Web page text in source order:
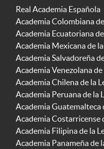
Real Academia Española
Academia Colombiana
Academia Ecuatoriana
Academia Mexicana de
Academia Salvadoreña
Academia Venezolana de
Academia Chilena de la
Academia Peruana de la
Academia Guatemalteca
Academia Costarricense
Academia Filipina de la
Academia Panameña de